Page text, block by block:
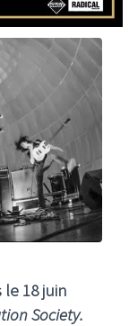
18 juin
Society.